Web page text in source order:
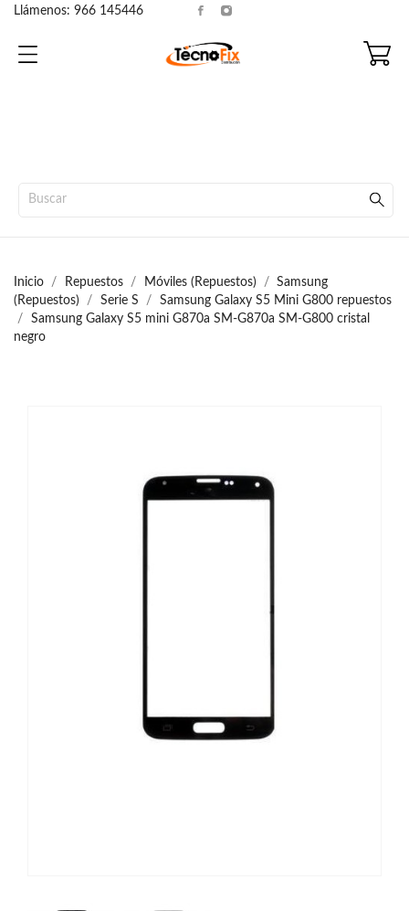
Llámenos: 966 145446
Inicio Repuestos Móviles (Repuestos)
Samsung
(Repuestos)
Serie S
Samsung Galaxy S5 Mini G800 repuestos
Samsung Galaxy S5 mini G870a SM-G870a SM-G800 cristal
negro